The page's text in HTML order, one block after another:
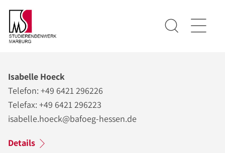
Isabelle Hoeck
Telefon: +49 6421 296226
Telefax: +49 6421 296223
isabelle.hoeck@bafoeg-hessen.de
Details